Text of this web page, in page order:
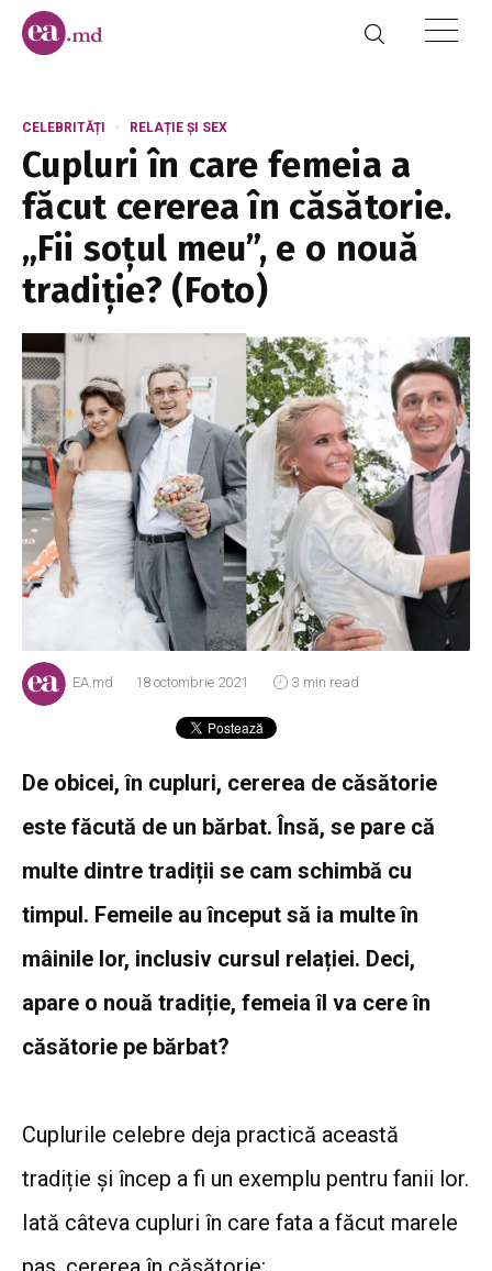
CELEBRITĂȚI RELAȚIE ȘI SEX
Cupluri în care femeia a
făcut cererea în căsătorie.
„Fii soțul meu”, e o nouă
tradiție? (Foto)
EA.md 18 octombrie 2021 3 min read
De obicei, în cupluri, cererea de căsătorie
este făcută de un bărbat. Însă, se pare că
multe dintre tradiții se cam schimbă cu
timpul. Femeile au început să ia multe în
mâinile lor, inclusiv cursul relației. Deci,
apare o nouă tradiție, femeia îl va cere în
căsătorie pe bărbat?
Cuplurile celebre deja practică această
tradiție și încep a fi un exemplu pentru fanii lor.
Iată câteva cupluri în care fata a făcut marele